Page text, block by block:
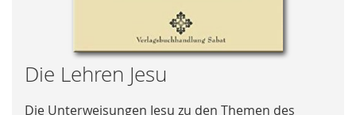
Skip
to
the
Die Lehren Jesu
Die Unterweisungen Jesu zu den Themen des